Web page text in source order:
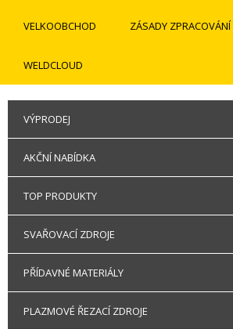
VELKOOBCHOD ZÁSADY
WELDCLOUD
VÝPRODEJ
AKČNÍ NABÍDKA
TOP PRODUKTY
SVAŘOVACÍ ZDROJE
PŘÍDAVNÉ MATERIÁLY
PLAZMOVÉ ŘEZACÍ ZDROJE